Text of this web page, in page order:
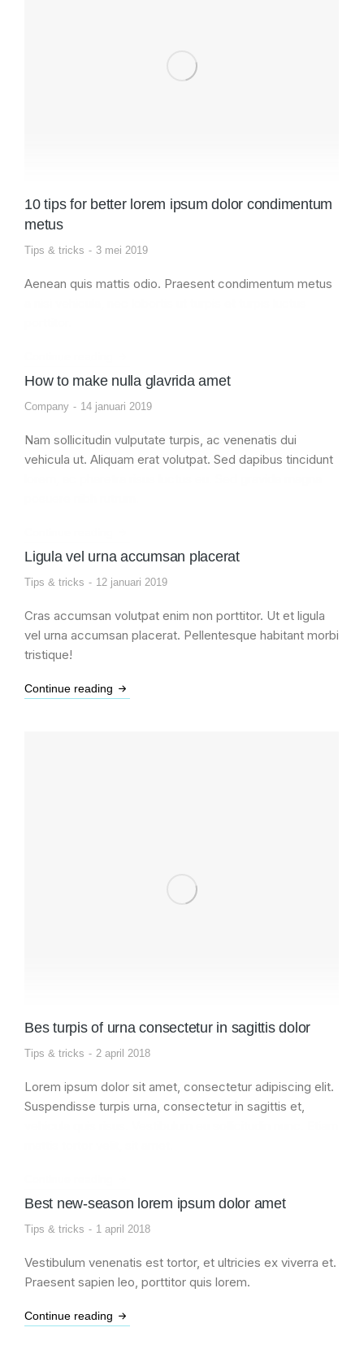
10 tips for better lorem ipsum dolor condimentum
metus
Tips & tricks 3 mei 2019
Aenean quis mattis odio. Praesent condimentum metus
How to make nulla glavrida amet
Company 14 januari 2019
Nam sollicitudin vulputate turpis, ac venenatis dui
vehicula ut. Aliquam erat volutpat. Sed dapibus tincidunt
Ligula vel urna accumsan placerat
Tips & tricks 12 januari 2019
Cras accumsan volutpat enim non porttitor. Ut et ligula
vel urna accumsan placerat. Pellentesque habitant morbi
tristique!
Continue reading
Bes turpis of urna consectetur in sagittis dolor
Tips & tricks 2 april 2018
Lorem ipsum dolor sit amet, consectetur adipiscing elit.
Suspendisse turpis urna, consectetur in sagittis et,
Best new-season lorem ipsum dolor amet
Tips & tricks 1 april 2018
Vestibulum venenatis est tortor, et ultricies ex viverra et.
Praesent sapien leo, porttitor quis lorem.
Continue reading